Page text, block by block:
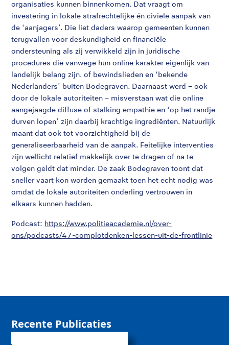
organisaties kunnen binnenkomen. Dat vraagt om
investering in lokale strafrechtelijke én civiele aanpak van
de ‘aanjagers’. Die liet daders waarop gemeenten kunnen
terugvallen voor deskundigheid en finan­ciële
ondersteuning als zij verwikkeld zijn in juridische
procedures die vanwege hun online karakter eigenlijk van
landelijk belang zijn. of bewindslieden en ‘bekende
Nederlanders’ buiten Bodegraven. Daarnaast werd – ook
door de lokale autoriteiten – misverstaan wat die online
aangejaagde diffuse of stalking empathie en ‘op het randje
durven lopen’ zijn daarbij krachtige ingrediënten. Natuurlijk
maant dat ook tot voorzichtigheid bij de
generaliseerbaarheid van de aanpak. Feitelijke interventies
zijn wellicht relatief makkelijk over te dragen of na te
volgen geldt dat minder. De zaak Bodegraven toont dat
sneller vaart kon worden gemaakt toen het echt nodig was
omdat de lokale autoriteiten onderling vertrouwen in
elkaars kunnen hadden.
Podcast: https://www.politieacademie.nl/over-
ons/podcasts/47-complotdenken-lessen-uit-de-frontlinie
Recente Publicaties